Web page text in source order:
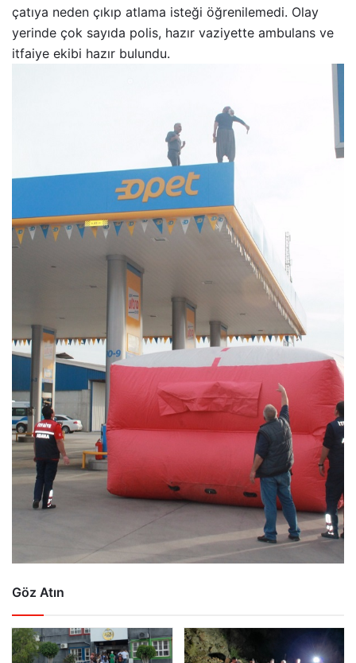
çatıya neden çıkıp atlama isteği öğrenilemedi. Olay
yerinde çok sayıda polis, hazır vaziyette ambulans ve
itfaiye ekibi hazır bulundu.
Göz Atın